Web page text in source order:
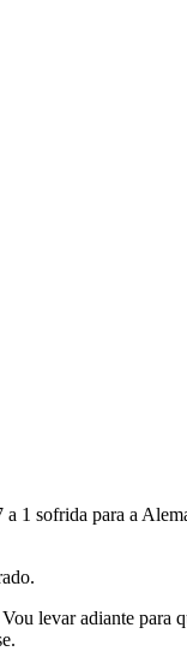
1 sofrida para a
levar adiante para